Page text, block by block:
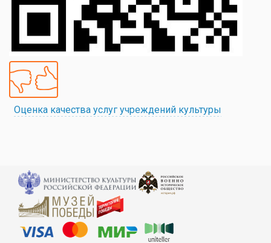
Оценка качества услуг учреждений культуры